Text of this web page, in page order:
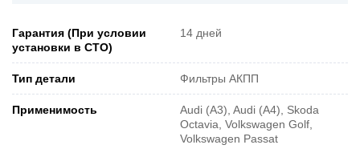
Гарантия (При условии
установки в СТО)
14 дней
Тип детали Фильтры АКПП
Применимость
Audi (A3), Audi (A4), Skoda
Octavia, Volkswagen Golf,
Volkswagen Passat